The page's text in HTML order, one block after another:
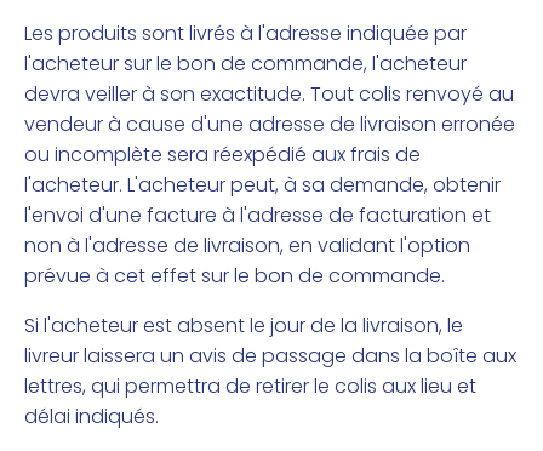
Les produits sont livrés à l'adresse indiquée par
l'acheteur sur le bon de commande, l'acheteur
devra veiller à son exactitude. Tout colis renvoyé au
vendeur à cause d'une adresse de livraison erronée
ou incomplète sera réexpédié aux frais de
l'acheteur. L'acheteur peut, à sa demande, obtenir
l'envoi d'une facture à l'adresse de facturation et
non à l'adresse de livraison, en validant l'option
prévue à cet effet sur le bon de commande.
Si l'acheteur est absent le jour de la livraison, le
livreur laissera un avis de passage dans la boîte aux
lettres, qui permettra de retirer le colis aux lieu et
délai indiqués.